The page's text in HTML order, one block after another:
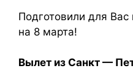
Подготовили для
на 8 марта!
Вылет из Санкт —